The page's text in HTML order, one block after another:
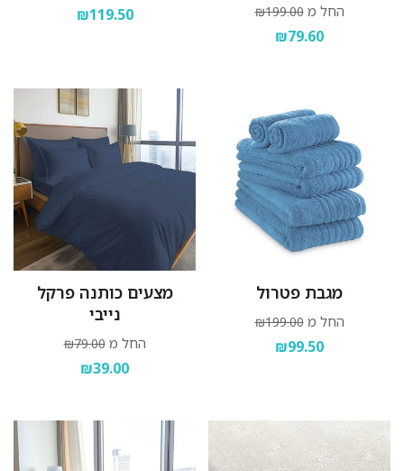
החל מ ₪199.00
₪79.60
₪119.50
מגבת פטרול
החל מ ₪199.00
₪99.50
מצעים כותנה פרקל
נייבי
החל מ ₪79.00
₪39.00